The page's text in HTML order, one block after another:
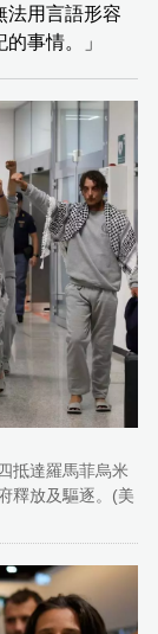
法用言語形容
事情。」
抵達羅馬菲烏米
釋放及驅逐。(美